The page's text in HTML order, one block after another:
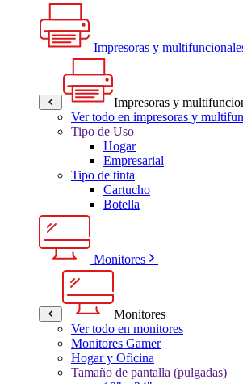
Impresoras y
Impresoras y
Ver todo en impresoras y
Tipo de Uso
Hogar
Empresarial
Tipo de tinta
Cartucho
Botella
Monitores
Monitores
Ver todo en monitores
Monitores Gamer
Hogar y Oficina
Tamaño de pantalla (pulgadas)